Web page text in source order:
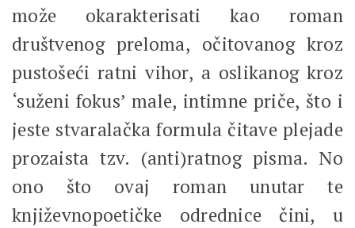
može okarakterisati kao roman
društvenog preloma, očitovanog kroz
pustošeći ratni vihor, a oslikanog kroz
‘suženi fokus’ male, intimne priče, što i
jeste stvaralačka formula čitave plejade
prozaista tzv. (anti)ratnog pisma. No
ono što ovaj roman unutar te
književnopoetičke odrednice čini, u